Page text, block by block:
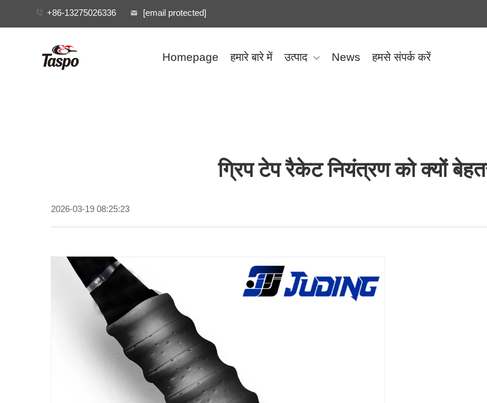
+86-13275026336 [email protected]
Homepage हमारे बारे में उत्पाद News हमसे संपर्क करें
ग्रिप टेप रैकेट नियंत्रण को क्यों
2026-03-19 08:25:23